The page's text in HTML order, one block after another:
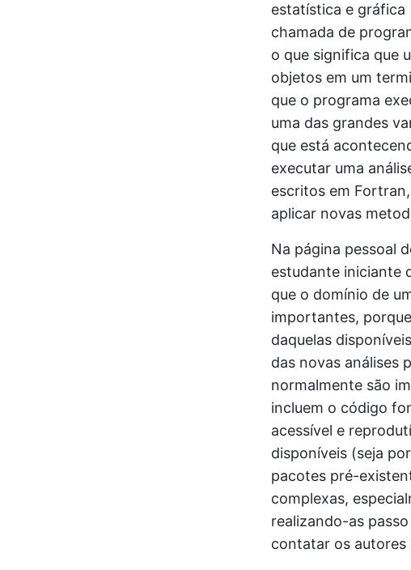
estatística e gráfica
chamada de
o que significa que
objetos em um
que o programa
uma das grandes
que está
executar uma
escritos em
aplicar novas
Na página pessoal
estudante iniciante
que o domínio de
importantes,
daquelas
das novas análises
normalmente são
incluem o código
acessível e
disponíveis (seja
pacotes pré-
complexas,
realizando-as
contatar os autores